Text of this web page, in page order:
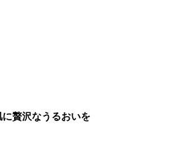
贅沢なうるおいを